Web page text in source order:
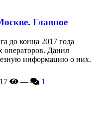
Главное
до конца 2017 года
операторов. Данил
информацию о них.
— 1